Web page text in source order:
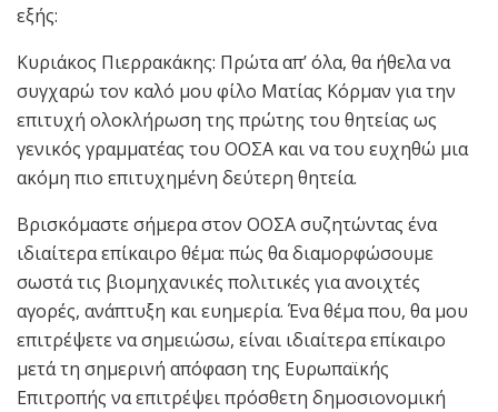
εξής:
Κυριάκος Πιερρακάκης: Πρώτα απ’ όλα, θα ήθελα να
συγχαρώ τον καλό μου φίλο Ματίας Κόρμαν για την
επιτυχή ολοκλήρωση της πρώτης του θητείας ως
γενικός γραμματέας του ΟΟΣΑ και να του ευχηθώ μια
ακόμη πιο επιτυχημένη δεύτερη θητεία.
Βρισκόμαστε σήμερα στον ΟΟΣΑ συζητώντας ένα
ιδιαίτερα επίκαιρο θέμα: πώς θα διαμορφώσουμε
σωστά τις βιομηχανικές πολιτικές για ανοιχτές
αγορές, ανάπτυξη και ευημερία. Ένα θέμα που, θα μου
επιτρέψετε να σημειώσω, είναι ιδιαίτερα επίκαιρο
μετά τη σημερινή απόφαση της Ευρωπαϊκής
Επιτροπής να επιτρέψει πρόσθετη δημοσιονομική